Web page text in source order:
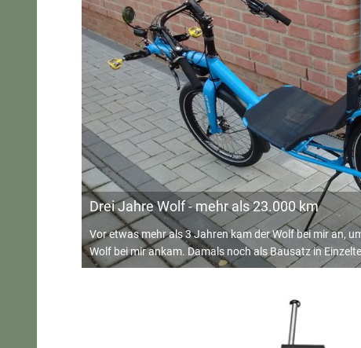
Drei Jahre Wolf - mehr als 23.000 km
Vor etwas mehr als 3 Jahren kam der Wolf bei mir an,
Wolf bei mir ankam. Damals noch als Bausatz in